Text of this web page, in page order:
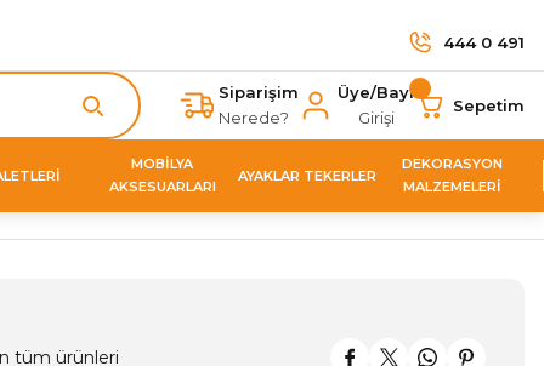
444 0 491
Siparişim
Nerede?
Üye/Bayi
Girişi
Sepetim
MOBİLYA
AKSESUARLARI
AYAKLAR TEKERLER
DEKORASYON
MALZEMELERİ
tüm ürünleri